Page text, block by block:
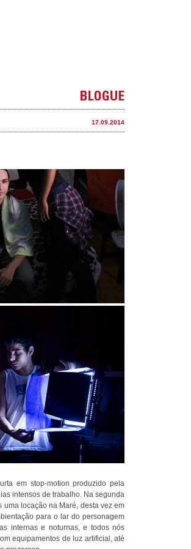
17.09.2014
em stop-motion produzido pela
intensos de trabalho. Na segunda
uma locação na Maré, desta vez em
para o lar do personagem
internas e noturnas, e todos nós
equipamentos de luz artificial, até